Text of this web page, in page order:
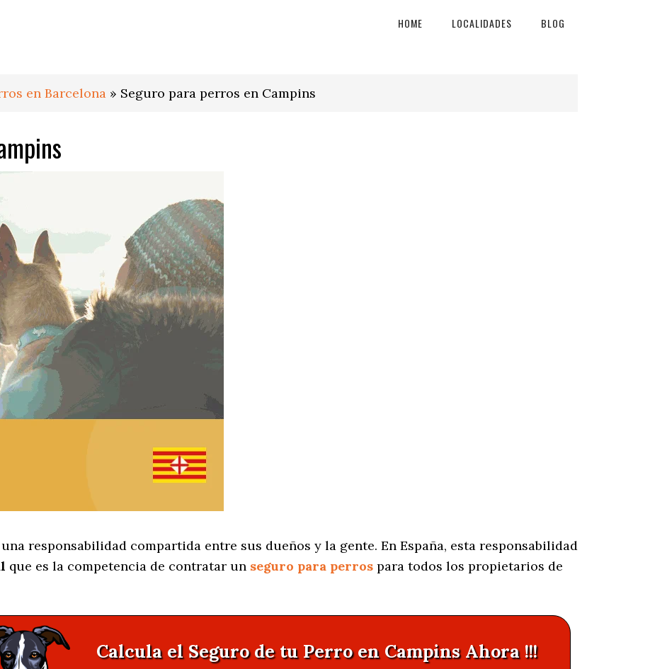
HOME LOCALIDADES BLOG
en Barcelona » Seguro para perros en Campins
responsabilidad compartida entre sus dueños y la gente. En España, esta responsabilidad
que es la competencia de contratar un seguro para perros para todos los propietarios de
Calcula el Seguro de tu Perro en Campins Ahora !!!